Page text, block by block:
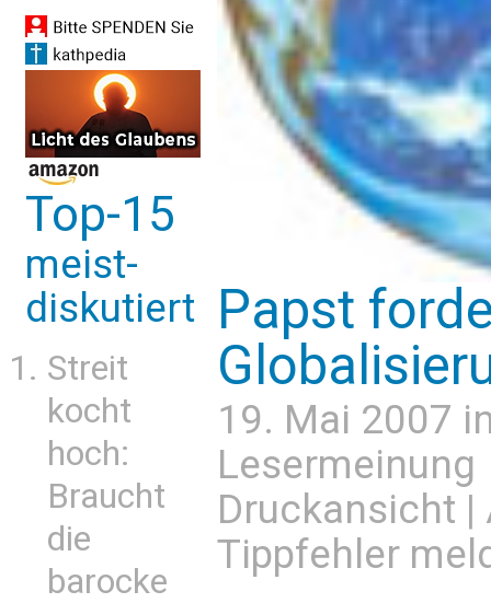
Top-15
meist-
diskutiert
Streit
kocht
hoch:
Braucht
die
barocke
Papst
19. Mai 2007
Lesermeinung
Druckansicht |
Tippfehler